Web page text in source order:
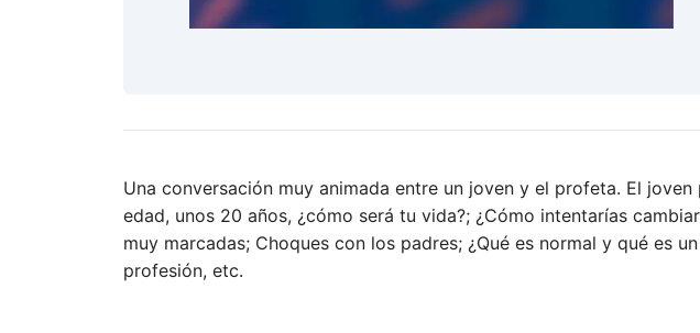
Una conversación muy animada entre un joven y el profeta. El
edad, unos 20 años, ¿cómo será tu vida?; ¿Cómo intentarías
muy marcadas; Choques con los padres; ¿Qué es normal y qué es
profesión, etc.